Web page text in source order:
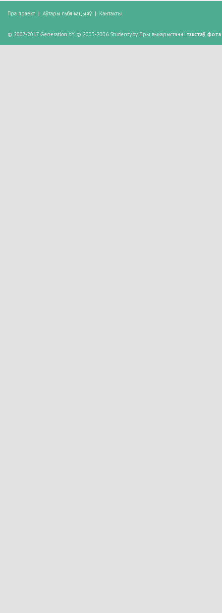
Пра праект | Аўтары публікацыяў | Кантакты
© 2007-2017 Generation.bY, © 2003-2006 Studenty.by. Пры выкарыстанні тэкстаў,фота